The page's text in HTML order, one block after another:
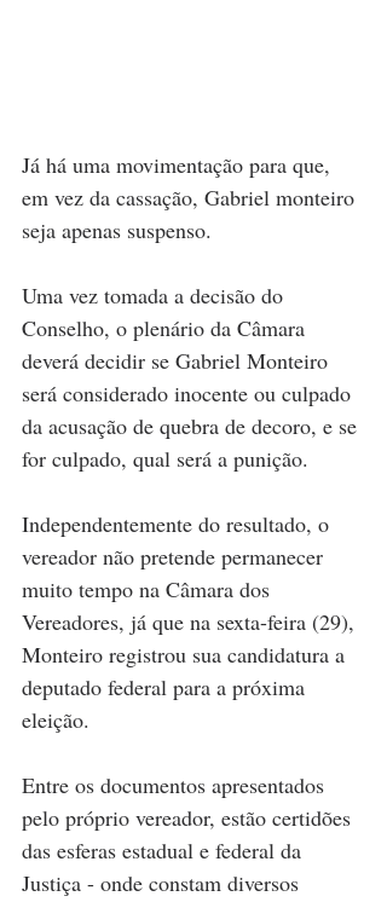
Já há uma movimentação para que,
em vez da cassação, Gabriel monteiro
seja apenas suspenso.
Uma vez tomada a decisão do
Conselho, o plenário da Câmara
deverá decidir se Gabriel Monteiro
será considerado inocente ou culpado
da acusação de quebra de decoro, e se
for culpado, qual será a punição.
Independentemente do resultado, o
vereador não pretende permanecer
muito tempo na Câmara dos
Vereadores, já que na sexta-feira (29),
Monteiro registrou sua candidatura a
deputado federal para a próxima
eleição.
Entre os documentos apresentados
pelo próprio vereador, estão certidões
das esferas estadual e federal da
Justiça - onde constam diversos